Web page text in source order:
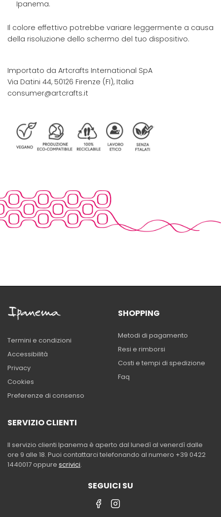
Ipanema.
Il colore effettivo potrebbe variare leggermente a causa
della risoluzione dello schermo del tuo dispositivo.
Importato da Artcrafts International SpA
Via Datini 44, 50126 Firenze (FI), Italia
consumer@artcrafts.it
Termini e condizioni
Accessibilità
Privacy
Cookies
Preferenze di consenso
SHOPPING
Metodi di pagamento
Resi e rimborsi
Costi e tempi di spedizione
Faq
SERVIZIO CLIENTI
Il servizio clienti Ipanema è aperto dal lunedì al venerdì dalle
ore 9 alle 18. Puoi contattarci telefonando al numero +39 0422
1440017 oppure scrivici.
SEGUICI SU